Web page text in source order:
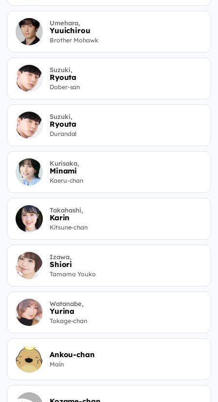
Umehara,
Yuuichirou
Brother Mohawk
Suzuki,
Ryouta
Dober-san
Suzuki,
Ryouta
Durandal
Kurisaka,
Minami
Kaeru-chan
Takahashi,
Karin
Kitsune-chan
Izawa,
Shiori
Tamamo Youko
Watanabe,
Yurina
Tokage-chan
Ankou-chan
Main